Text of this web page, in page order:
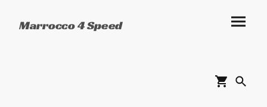
Marrocco 4 Speed